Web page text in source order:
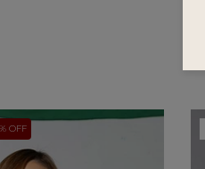
OFF